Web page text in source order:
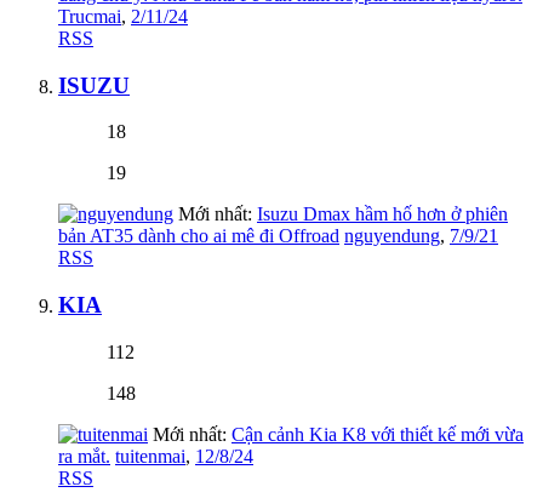
Trucmai, 2/11/24
RSS
ISUZU
18
19
Mới nhất: Isuzu Dmax hầm hố hơn ở phiên
bản AT35 dành cho ai mê đi Offroad nguyendung, 7/9/21
RSS
KIA
112
148
Mới nhất: Cận cảnh Kia K8 với thiết kế mới vừa
ra mắt. tuitenmai, 12/8/24
RSS